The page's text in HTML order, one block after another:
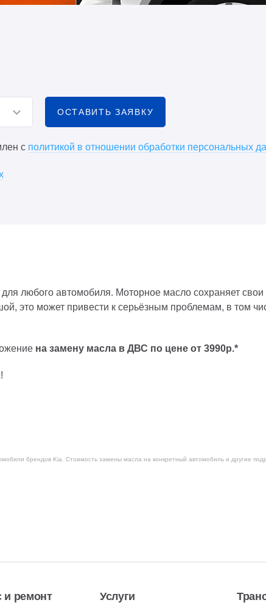
ОСТАВИТЬ ЗАЯВКУ
с политикой в отношении обработки персональных
любого автомобиля. Моторное масло сохраняет свои
это может привести к серьёзным проблемам, в том
на замену масла в ДВС по цене от 3990р.*
брендов Kia. Стоимость замены масла на конкретный автомобиль и другие
и ремонт Услуги